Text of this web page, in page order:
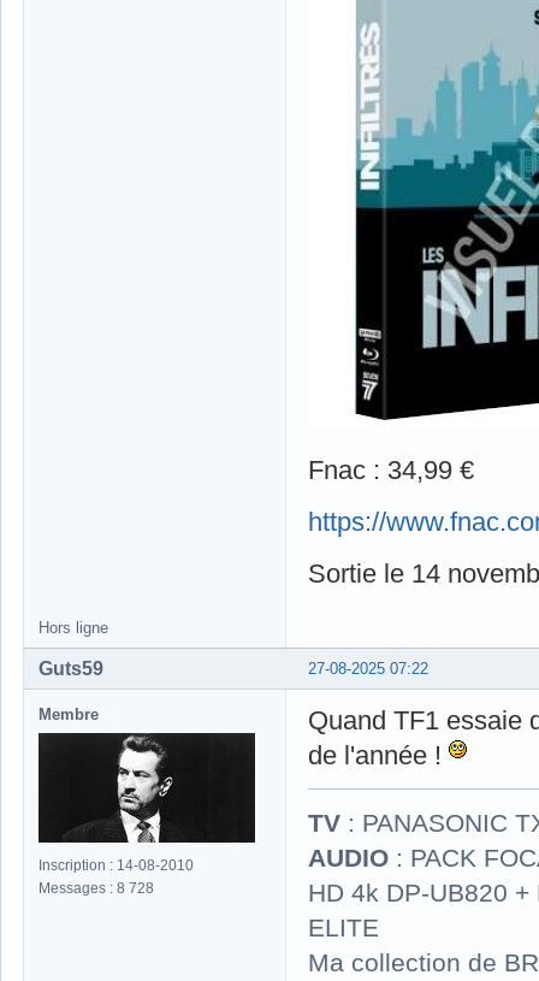
Fnac : 34,99 €
https://
Sortie le 14
Hors ligne
27-08-2025 07:22
Guts59
Membre
Inscription : 14-08-2010
Messages : 8 728
Quand TF1 essaie
de l'année !
TV : PANASONIC
AUDIO : PACK
HD 4k DP-UB820
ELITE
Ma collection de